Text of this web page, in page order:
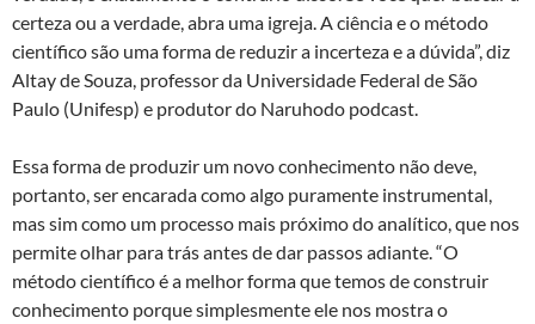
certeza ou a verdade, abra uma igreja. A ciência e o método
científico são uma forma de reduzir a incerteza e a dúvida”, diz
Altay de Souza, professor da Universidade Federal de São
Paulo (Unifesp) e produtor do Naruhodo podcast.
Essa forma de produzir um novo conhecimento não deve,
portanto, ser encarada como algo puramente instrumental,
mas sim como um processo mais próximo do analítico, que nos
permite olhar para trás antes de dar passos adiante. “O
método científico é a melhor forma que temos de construir
conhecimento porque simplesmente ele nos mostra o